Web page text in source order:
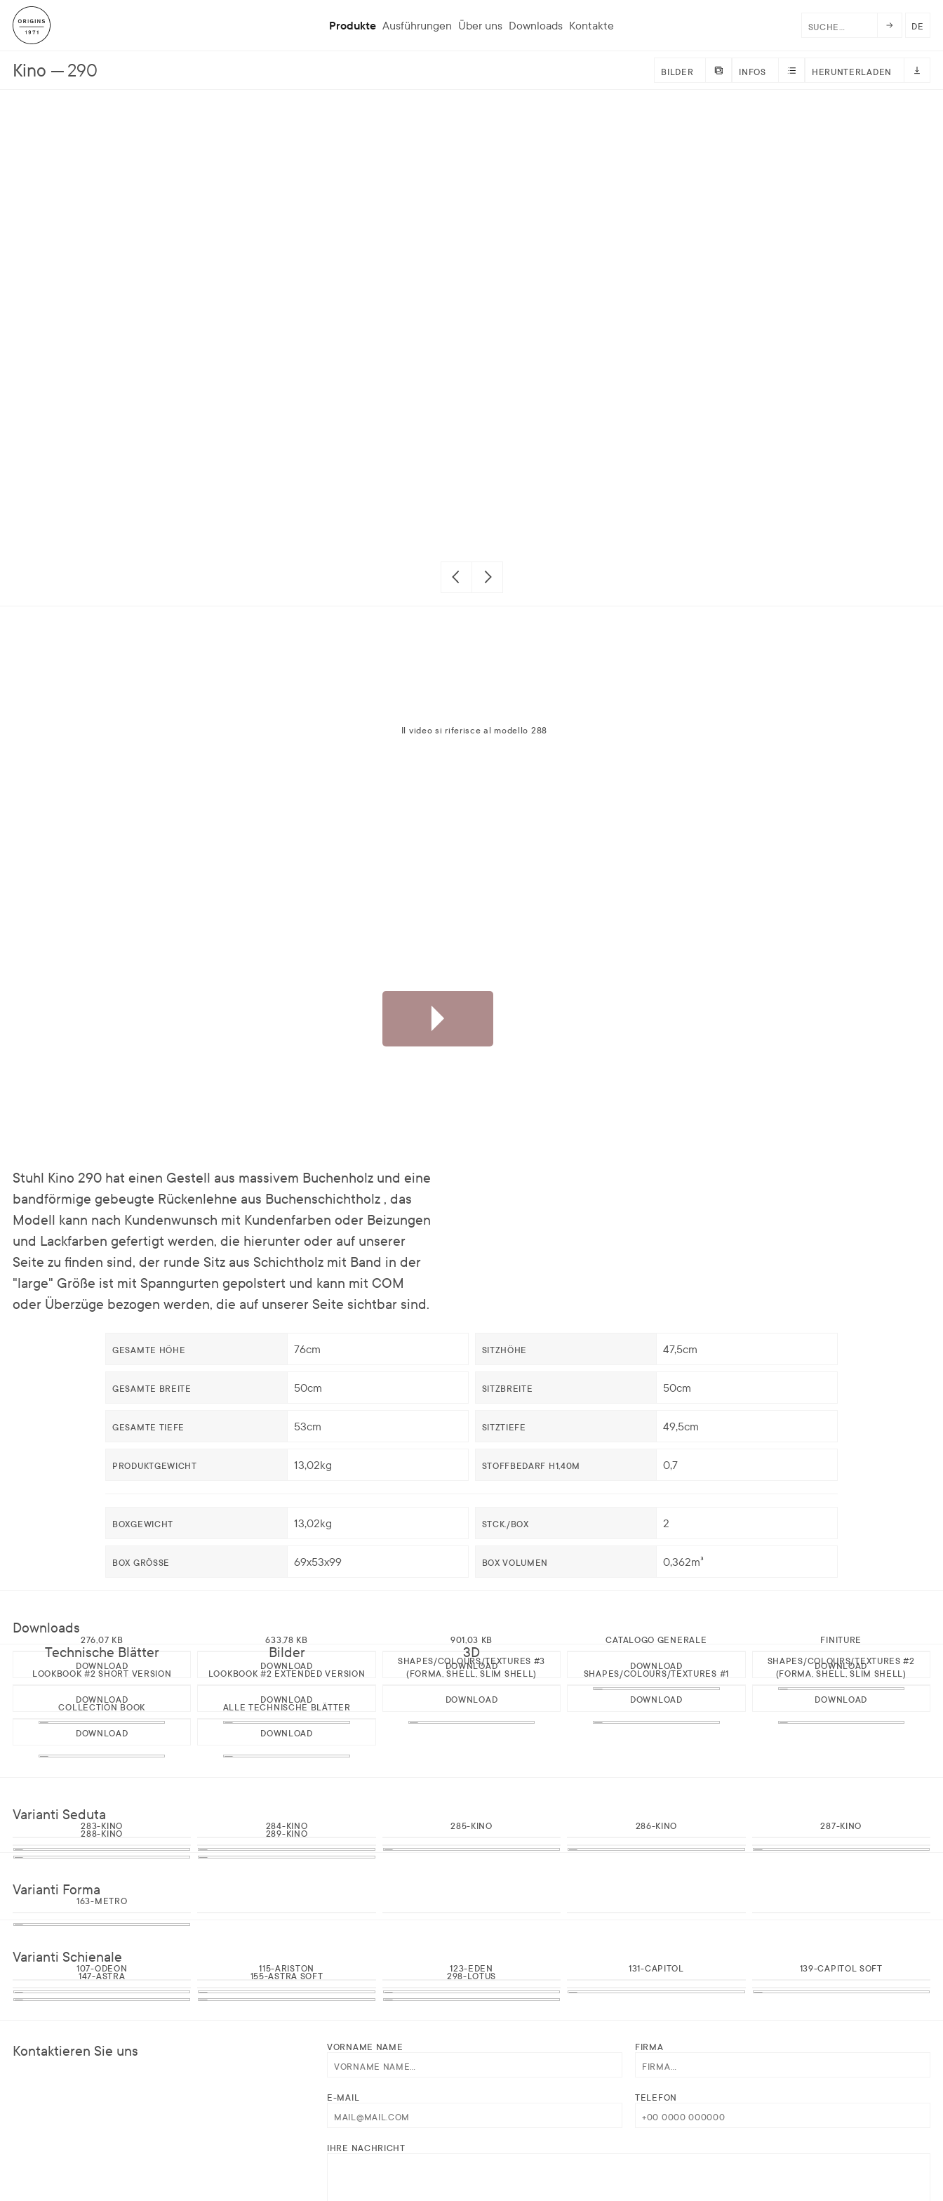
Produkte Ausführungen Über uns Downloads Kontakte DE
Kino 290 BILDER INFOS HERUNTERLADEN
Il video si riferisce al modello 288
Stuhl Kino 290 hat einen Gestell aus massivem Buchenholz und eine
bandförmige gebeugte Rückenlehne aus Buchenschichtholz , das
Modell kann nach Kundenwunsch mit Kundenfarben oder Beizungen
und Lackfarben gefertigt werden, die hierunter oder auf unserer
Seite zu finden sind, der runde Sitz aus Schichtholz mit Band in der
"large" Größe ist mit Spanngurten gepolstert und kann mit COM
oder Überzüge bezogen werden, die auf unserer Seite sichtbar sind.
GESAMTE HÖHE 76cm SITZHÖHE 47,5cm
GESAMTE BREITE 50cm SITZBREITE 50cm
GESAMTE TIEFE 53cm SITZTIEFE 49,5cm
PRODUKTGEWICHT 13,02kg STOFFBEDARF H1,40M 0,7
BOXGEWICHT 13,02kg STCK./BOX 2
BOX GRÖSSE 69x53x99 BOX VOLUMEN 0,362m³
Downloads
Technische Blätter
276,07 KB
DOWNLOAD
Bilder
633,78 KB
DOWNLOAD
3D
901,03 KB
DOWNLOAD
CATALOGO GENERALE
DOWNLOAD
FINITURE
DOWNLOAD
LOOKBOOK #2 SHORT VERSION
DOWNLOAD
LOOKBOOK #2 EXTENDED VERSION
DOWNLOAD
SHAPES/COLOURS/TEXTURES #3
(FORMA, SHELL, SLIM SHELL)
DOWNLOAD
SHAPES/COLOURS/TEXTURES #1
DOWNLOAD
SHAPES/COLOURS/TEXTURES #2
(FORMA, SHELL, SLIM SHELL)
DOWNLOAD
COLLECTION BOOK
DOWNLOAD
ALLE TECHNISCHE BLÄTTER
DOWNLOAD
Varianti Seduta
283-KINO 284-KINO 285-KINO 286-KINO 287-KINO
288-KINO 289-KINO
Varianti Forma
163-METRO
Varianti Schienale
107-ODEON 115-ARISTON 123-EDEN 131-CAPITOL 139-CAPITOL SOFT
147-ASTRA 155-ASTRA SOFT 298-LOTUS
Kontaktieren Sie uns VORNAME NAME FIRMA
E-MAIL TELEFON
IHRE NACHRICHT